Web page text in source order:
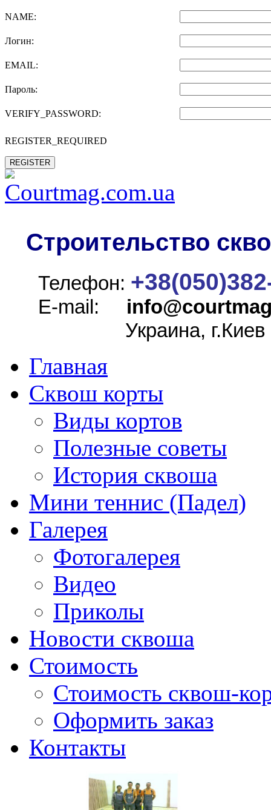
NAME:
Логин:
EMAIL:
Пароль:
VERIFY_PASSWORD:
REGISTER_REQUIRED
REGISTER
Строительство
Телефон:
E-mail: info@
Украина, г.Киев
Главная
Сквош корты
Виды кортов
Полезные советы
История сквоша
Мини теннис (Падел)
Галерея
Фотогалерея
Видео
Приколы
Новости сквоша
Стоимость
Стоимость сквош-
Оформить заказ
Контакты